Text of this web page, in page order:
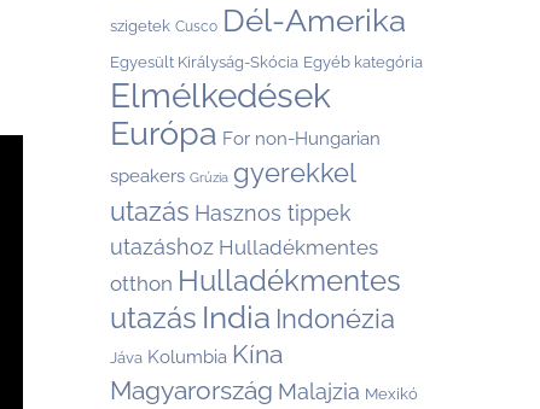
szigetek Cusco Dél-Amerika
Egyesült Királyság-Skócia Egyéb kategória
Elmélkedések
Európa For non-Hungarian
speakers Grúzia gyerekkel
utazás Hasznos tippek
utazáshoz Hulladékmentes
otthon Hulladékmentes
utazás India Indonézia
Jáva Kolumbia Kína
Magyarország Malajzia Mexikó